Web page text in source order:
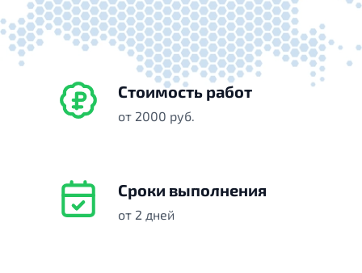
Стоимость работ
от 2000 руб.
Сроки выполнения
от 2 дней